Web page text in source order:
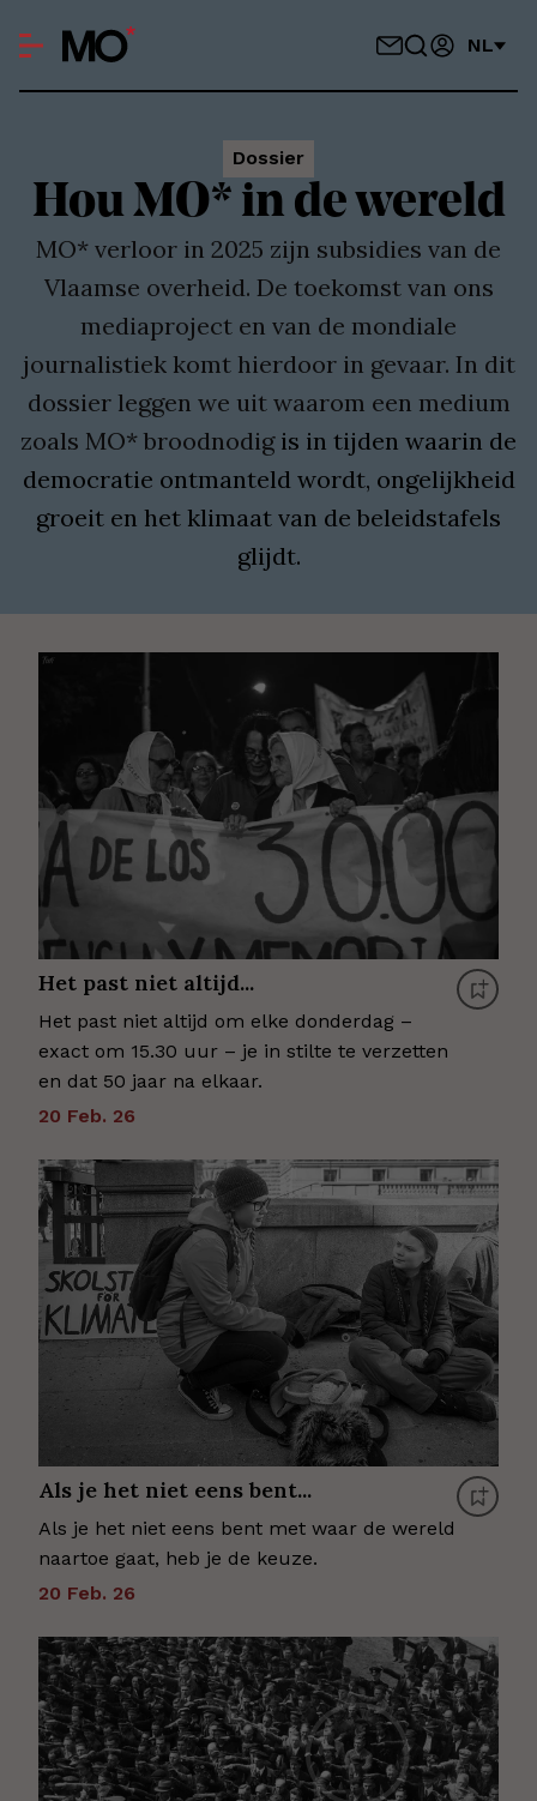
NL
Dossier
Hou MO* in de wereld
MO* verloor in 2025 zijn subsidies van de
Vlaamse overheid. De toekomst van ons
mediaproject en van de mondiale
journalistiek komt hierdoor in gevaar. In dit
dossier leggen we uit waarom een medium
zoals MO* broodnodig is in tijden waarin de
democratie ontmanteld wordt, ongelijkheid
groeit en het klimaat van de beleidstafels
glijdt.
Het past niet altijd...
Het past niet altijd om elke donderdag –
exact om 15.30 uur – je in stilte te verzetten
en dat 50 jaar na elkaar.
20 Feb. 26
Als je het niet eens bent...
Als je het niet eens bent met waar de wereld
naartoe gaat, heb je de keuze.
20 Feb. 26